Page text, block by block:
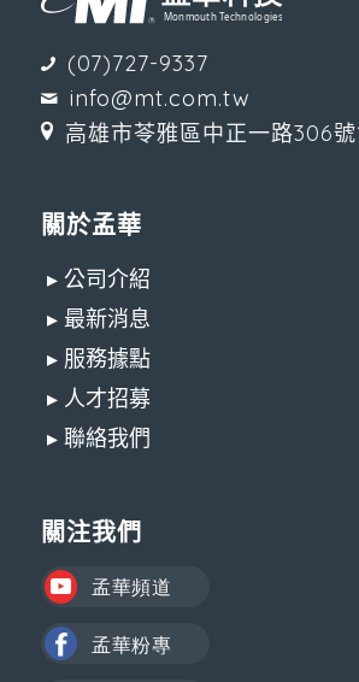
(07)727-9337
info@mt.com.tw
高雄市苓雅區中正一路306號
關於孟華
▸ 公司介紹
▸ 最新消息
▸ 服務據點
▸ 人才招募
▸ 聯絡我們
關注我們